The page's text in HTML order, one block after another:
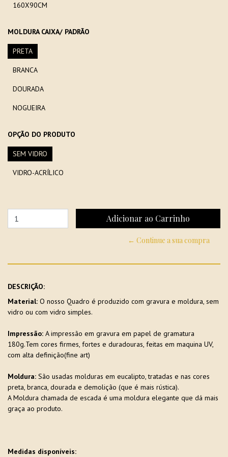
160X90CM
MOLDURA CAIXA/ PADRÃO
PRETA
BRANCA
DOURADA
NOGUEIRA
OPÇÃO DO PRODUTO
SEM VIDRO
VIDRO-ACRÍLICO
← Continue a sua compra
DESCRIÇÃO:
Material: O nosso Quadro é produzido com gravura e moldura, sem
vidro ou com vidro simples.
Impressão: A impressão em gravura em papel de gramatura
180g.Tem cores firmes, fortes e duradouras, feitas em maquina UV,
com alta definição(fine art)
Moldura: São usadas molduras em eucalipto, tratadas e nas cores
preta, branca, dourada e demolição (que é mais rústica).
A Moldura chamada de escada é uma moldura elegante que dá mais
graça ao produto.
Medidas disponíveis: